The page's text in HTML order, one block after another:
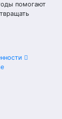
помогают